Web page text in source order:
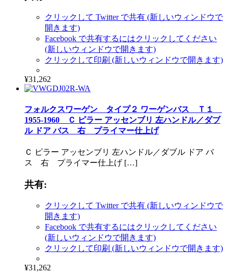
クリックして Twitter で共有 (新しいウィンドウで
開きます)
Facebook で共有するにはクリックしてください
(新しいウィンドウで開きます)
クリックして印刷 (新しいウィンドウで開きます)
¥31,262
フォルクスワーゲン タイプ２ ワーゲンバス Ｔ１
1955-1960 Ｃ ピラー アッセンブリ 左ハンドル／ダブ
ル ドア バス 右 プライマー仕上げ
Ｃ ピラー アッセンブリ 左ハンドル／ダブル ドア バ
ス 右 プライマー仕上げ […]
共有:
クリックして Twitter で共有 (新しいウィンドウで
開きます)
Facebook で共有するにはクリックしてください
(新しいウィンドウで開きます)
クリックして印刷 (新しいウィンドウで開きます)
¥31,262